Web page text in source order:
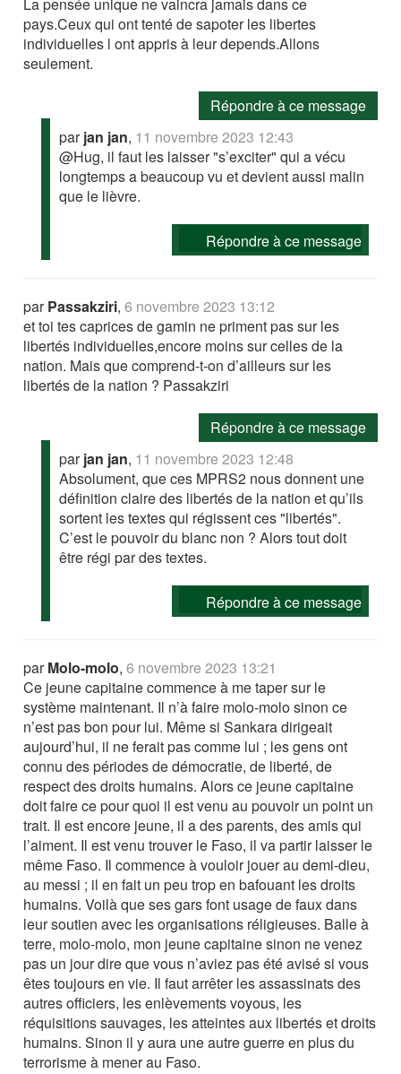
La pensée unique ne vaincra jamais dans ce
pays.Ceux qui ont tenté de sapoter les libertes
individuelles l ont appris à leur depends.Allons
seulement.
Répondre à ce message
parjan jan, 11 novembre 2023 12:43
@Hug, il faut les laisser "s’exciter" qui a vécu
longtemps a beaucoup vu et devient aussi malin
que le lièvre.
Répondre à ce message
parPassakziri,6 novembre 2023 13:12
et toi tes caprices de gamin ne priment pas sur les
libertés individuelles,encore moins sur celles de la
nation. Mais que comprend-t-on d’ailleurs sur les
libertés de la nation ? Passakziri
Répondre à ce message
parjan jan, 11 novembre 2023 12:48
Absolument, que ces MPRS2 nous donnent une
définition claire des libertés de la nation et qu’ils
sortent les textes qui régissent ces "libertés".
C’est le pouvoir du blanc non ? Alors tout doit
être régi par des textes.
Répondre à ce message
parMolo-molo,6 novembre 2023 13:21
Ce jeune capitaine commence à me taper sur le
système maintenant. Il n’à faire molo-molo sinon ce
n’est pas bon pour lui. Même si Sankara dirigeait
aujourd’hui, il ne ferait pas comme lui ; les gens ont
connu des périodes de démocratie, de liberté, de
respect des droits humains. Alors ce jeune capitaine
doit faire ce pour quoi il est venu au pouvoir un point un
trait. Il est encore jeune, il a des parents, des amis qui
l’aiment. Il est venu trouver le Faso, il va partir laisser le
même Faso. Il commence à vouloir jouer au demi-dieu,
au messi ; il en fait un peu trop en bafouant les droits
humains. Voilà que ses gars font usage de faux dans
leur soutien avec les organisations réligieuses. Balle à
terre, molo-molo, mon jeune capitaine sinon ne venez
pas un jour dire que vous n’aviez pas été avisé si vous
êtes toujours en vie. Il faut arrêter les assassinats des
autres officiers, les enlèvements voyous, les
réquisitions sauvages, les atteintes aux libertés et droits
humains. Sinon il y aura une autre guerre en plus du
terrorisme à mener au Faso.